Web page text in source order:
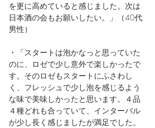
を更に高めていると感じました。次は
日本酒の会もお願いしたい。」（40代
男性）
・「スタートは泡かなっと思っていた
のに、ロゼで少し意外で楽しかったで
す。そのロゼもスタートにふさわし
く、フレッシュで少し泡を感じるよう
な味で美味しかったと思います。４品
４種どれも合っていて、インターバル
が少し長く感じましたが満足でした。